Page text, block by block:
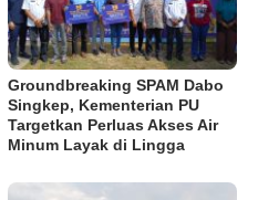
Groundbreaking SPAM Dabo
Singkep, Kementerian PU
Targetkan Perluas Akses Air
Minum Layak di Lingga